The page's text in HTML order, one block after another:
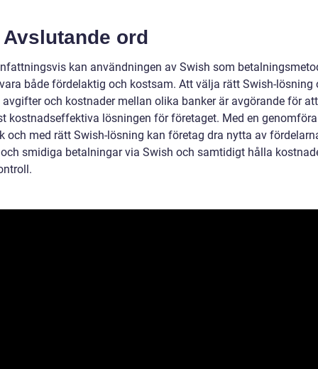
Avslutande ord
kan användningen av Swish som
både fördelaktig och kostsam. Att välja rätt Swish-lösning
och kostnader mellan olika banker är avgörande för
kostnadseffektiva lösningen för företaget. Med en
och med rätt Swish-lösning kan företag dra nytta av
smidiga betalningar via Swish och samtidigt hålla